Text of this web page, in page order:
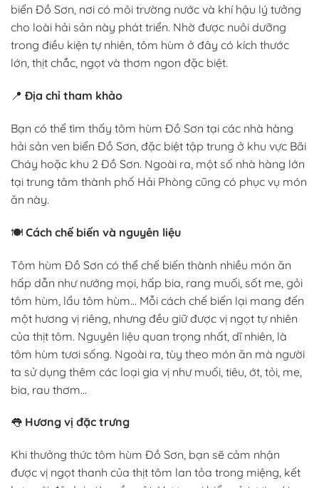
biển Đồ Sơn, nơi có môi trường nước và khí hậu lý tưởng
cho loài hải sản này phát triển. Nhờ được nuôi dưỡng
trong điều kiện tự nhiên, tôm hùm ở đây có kích thước
lớn, thịt chắc, ngọt và thơm ngon đặc biệt.
📍 Địa chỉ tham khảo
Bạn có thể tìm thấy tôm hùm Đồ Sơn tại các nhà hàng
hải sản ven biển Đồ Sơn, đặc biệt tập trung ở khu vực Bãi
Cháy hoặc khu 2 Đồ Sơn. Ngoài ra, một số nhà hàng lớn
tại trung tâm thành phố Hải Phòng cũng có phục vụ món
ăn này.
🍽️ Cách chế biến và nguyên liệu
Tôm hùm Đồ Sơn có thể chế biến thành nhiều món ăn
hấp dẫn như nướng mọi, hấp bia, rang muối, sốt me, gỏi
tôm hùm, lẩu tôm hùm… Mỗi cách chế biến lại mang đến
một hương vị riêng, nhưng đều giữ được vị ngọt tự nhiên
của thịt tôm. Nguyên liệu quan trọng nhất, dĩ nhiên, là
tôm hùm tươi sống. Ngoài ra, tùy theo món ăn mà người
ta sử dụng thêm các loại gia vị như muối, tiêu, ớt, tỏi, me,
bia, rau thơm…
👅 Hương vị đặc trưng
Khi thưởng thức tôm hùm Đồ Sơn, bạn sẽ cảm nhận
được vị ngọt thanh của thịt tôm lan tỏa trong miệng, kết